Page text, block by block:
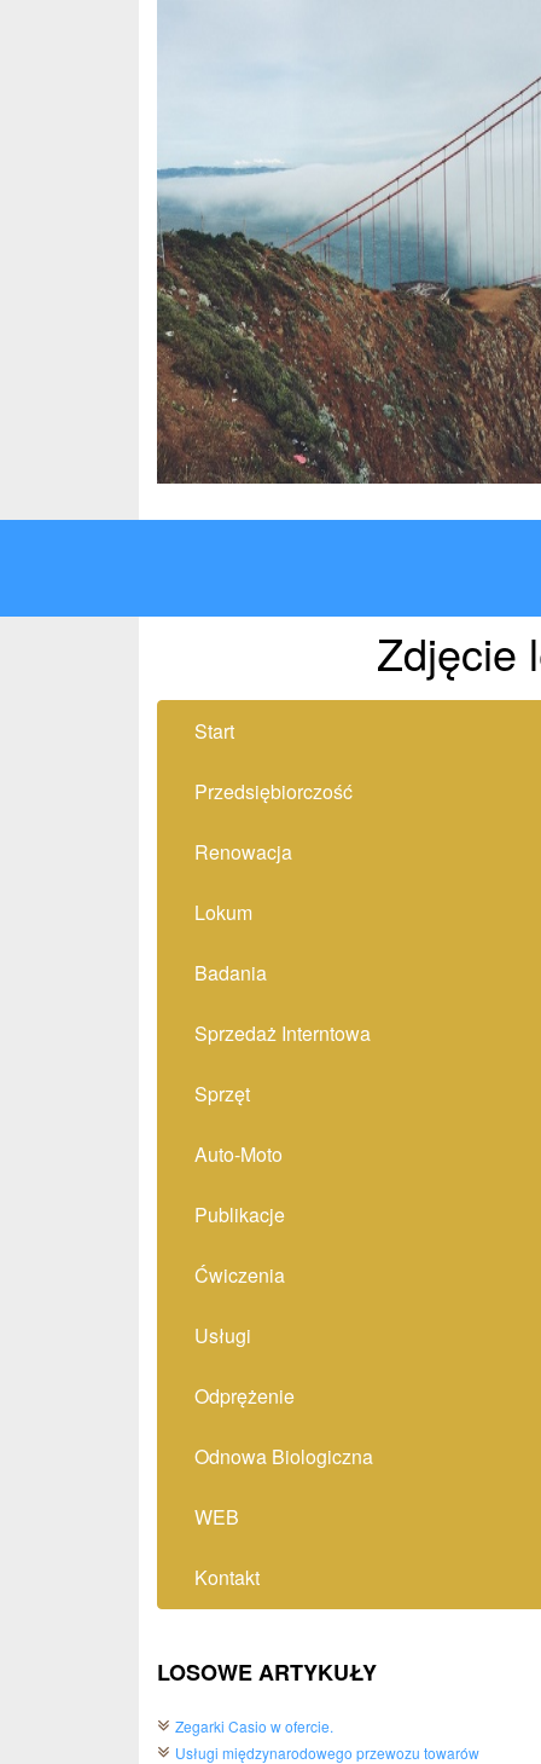
Zdjęcie
Start
Przedsiębiorczość
Renowacja
Lokum
Badania
Sprzedaż Interntowa
Sprzęt
Auto-Moto
Publikacje
Ćwiczenia
Usługi
Odprężenie
Odnowa Biologiczna
WEB
Kontakt
LOSOWE ARTYKUŁY
Zegarki Casio w ofercie.
Usługi międzynarodowego przewozu towarów